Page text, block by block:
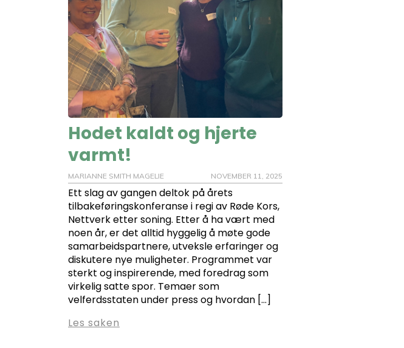
Hodet kaldt og hjerte
varmt!
MARIANNE SMITH MAGELIE NOVEMBER 11, 2025
Ett slag av gangen deltok på årets
tilbakeføringskonferanse i regi av Røde Kors,
Nettverk etter soning. Etter å ha vært med
noen år, er det alltid hyggelig å møte gode
samarbeidspartnere, utveksle erfaringer og
diskutere nye muligheter. Programmet var
sterkt og inspirerende, med foredrag som
virkelig satte spor. Temaer som
velferdsstaten under press og hvordan […]
Les saken